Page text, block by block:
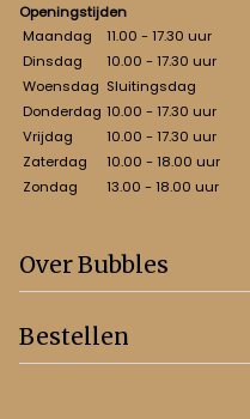
Openingstijden
Maandag
11.00 - 17.30 uur
Dinsdag
10.00 - 17.30 uur
Woensdag Sluitingsdag
Donderdag 10.00 - 17.30 uur
Vrijdag
10.00 - 17.30 uur
Zaterdag
10.00 - 18.00 uur
Zondag
13.00 - 18.00 uur
Over Bubbles
Bestellen